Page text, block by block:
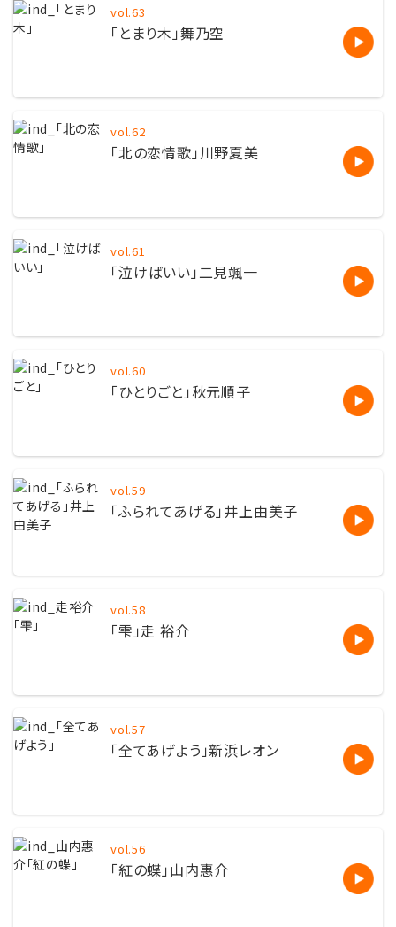
vol.63
「とまり木」舞乃空
vol.62
「北の恋情歌」川野夏美
vol.61
「泣けばいい」二見颯一
vol.60
「ひとりごと」秋元順子
vol.59
「ふられてあげる」井上由美子
vol.58
「雫」走 裕介
vol.57
「全てあげよう」新浜レオン
vol.56
「紅の蝶」山内惠介